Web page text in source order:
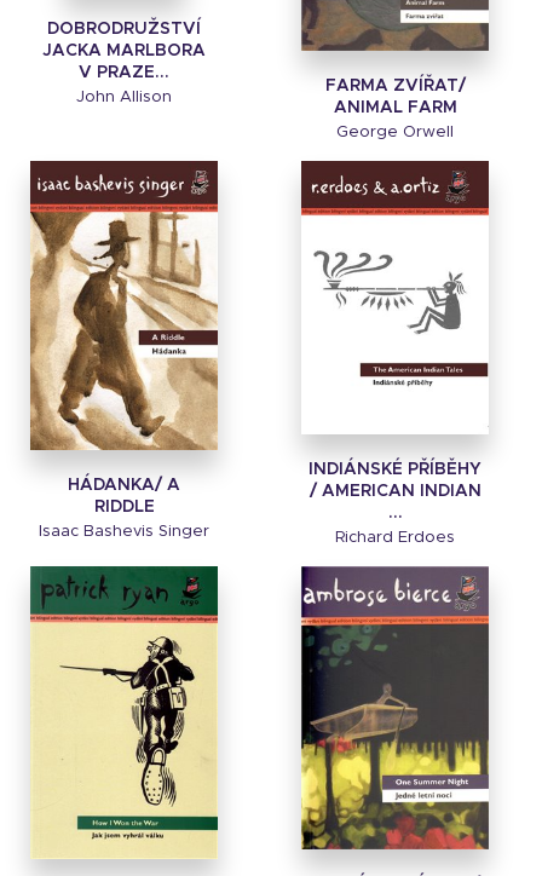
DOBRODRUŽSTVÍ
JACKA MARLBORA
V PRAZE...
John Allison
FARMA ZVÍŘAT/
ANIMAL FARM
George Orwell
HÁDANKA/ A
RIDDLE
Isaac Bashevis Singer
INDIÁNSKÉ PŘÍBĚHY
/ AMERICAN INDIAN
...
Richard Erdoes